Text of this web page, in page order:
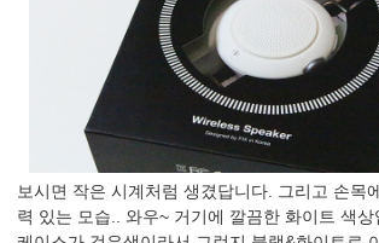
보시면 작은 시계처럼 생겼답니다. 그리고 손목
력 있는 모습.. 와우~ 거기에 깔끔한 화이트 색상